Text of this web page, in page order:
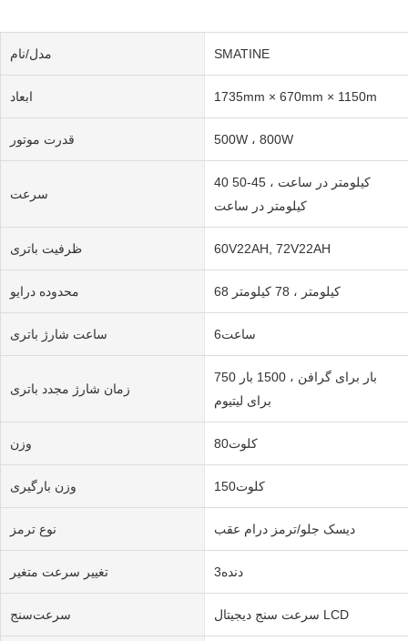
مدل/نام SMATINE
ابعاد 1735mm × 670mm × 1150m
قدرت موتور 500W ، 800W
سرعت
40 کیلومتر در ساعت ، 45-50
کیلومتر در ساعت
ظرفیت باتری 60V22AH, 72V22AH
محدوده درایو 68 کیلومتر ، 78 کیلومتر
ساعت شارژ باتری ساعت6
زمان شارژ مجدد باتری
750 بار برای گرافن ، 1500 بار
برای لیتیوم
وزن کلوت80
وزن بارگیری کلوت150
نوع ترمز دیسک جلو/ترمز درام عقب
تغییر سرعت متغیر دنده3
سرعت‌سنج سرعت سنج دیجیتال LCD